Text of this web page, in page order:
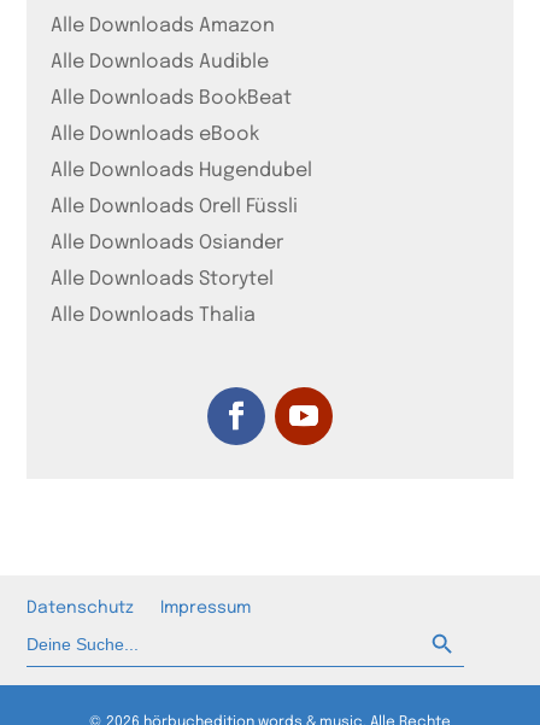
Alle Downloads Amazon
Alle Downloads Audible
Alle Downloads BookBeat
Alle Downloads eBook
Alle Downloads Hugendubel
Alle Downloads Orell Füssli
Alle Downloads Osiander
Alle Downloads Storytel
Alle Downloads Thalia
Datenschutz Impressum
nach: